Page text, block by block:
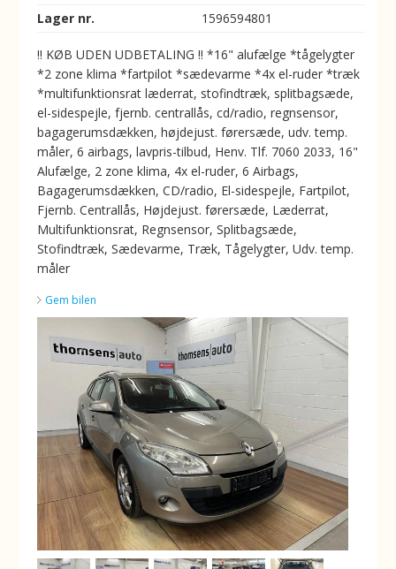
Lager nr.
1596594801
!! KØB UDEN UDBETALING !! *16" alufælge *tågelygter
*2 zone klima *fartpilot *sædevarme *4x el-ruder *træk
*multifunktionsrat læderrat, stofindtræk, splitbagsæde,
el-sidespejle, fjernb. centrallås, cd/radio, regnsensor,
bagagerumsdækken, højdejust. førersæde, udv. temp.
måler, 6 airbags, lavpris-tilbud, Henv. Tlf. 7060 2033, 16"
Alufælge, 2 zone klima, 4x el-ruder, 6 Airbags,
Bagagerumsdækken, CD/radio, El-sidespejle, Fartpilot,
Fjernb. Centrallås, Højdejust. førersæde, Læderrat,
Multifunktionsrat, Regnsensor, Splitbagsæde,
Stofindtræk, Sædevarme, Træk, Tågelygter, Udv. temp.
måler
Gem bilen